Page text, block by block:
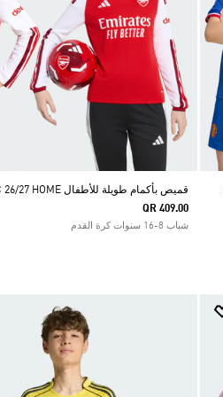
قميص بأكمام طويلة للأطفال ARSENAL FC 26/27 HOME
QR 409.00
شباب 8-16 سنوات كرة القدم